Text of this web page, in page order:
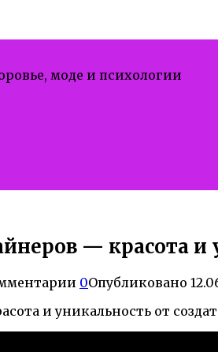
моде и психологии
— красота
0Опубликовано